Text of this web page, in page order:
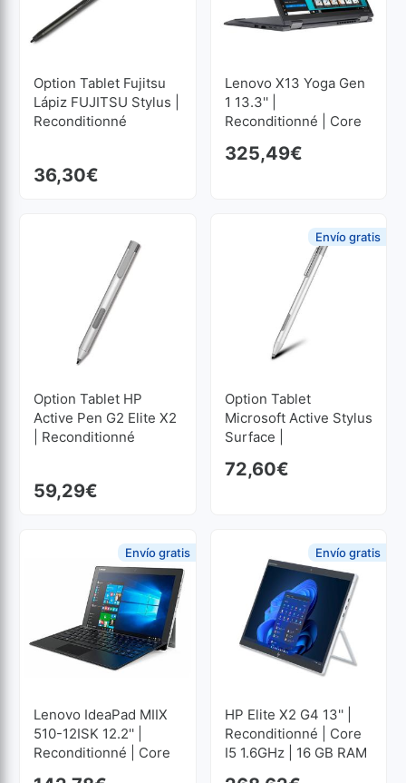
Option Tablet Fujitsu
Lápiz FUJITSU Stylus |
Reconditionné
36,30€
Lenovo X13 Yoga Gen
1 13.3'' |
Reconditionné | Core
256 GB SSD M2
325,49€
Option Tablet HP
Active Pen G2 Elite X2
| Reconditionné
59,29€
Option Tablet
Microsoft Active Stylus
Surface |
72,60€
Envío gratis
Lenovo IdeaPad MIIX
510-12ISK 12.2'' |
Reconditionné | Core
Envío gratis
HP Elite X2 G4 13'' |
Reconditionné | Core
I5 1.6GHz | 16 GB RAM
Envío gratis